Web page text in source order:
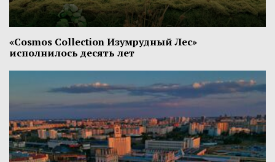
«Cosmos Collection Изумрудный Лес»
исполнилось десять лет